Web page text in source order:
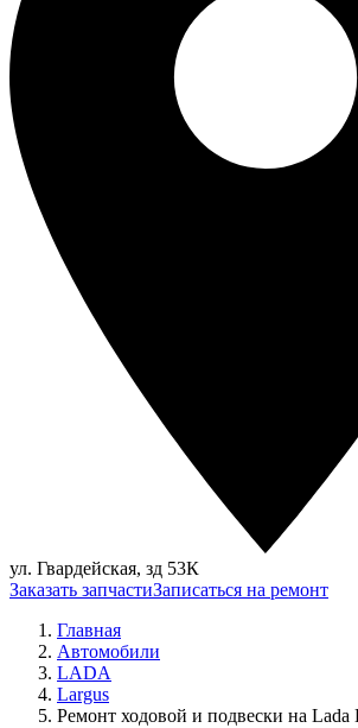
ул. Гвардейская, зд 53К
Заказать запчастиЗаписаться на ремонт
Главная
Автомобили
LADA
Largus
Ремонт ходовой и подвески на Lada